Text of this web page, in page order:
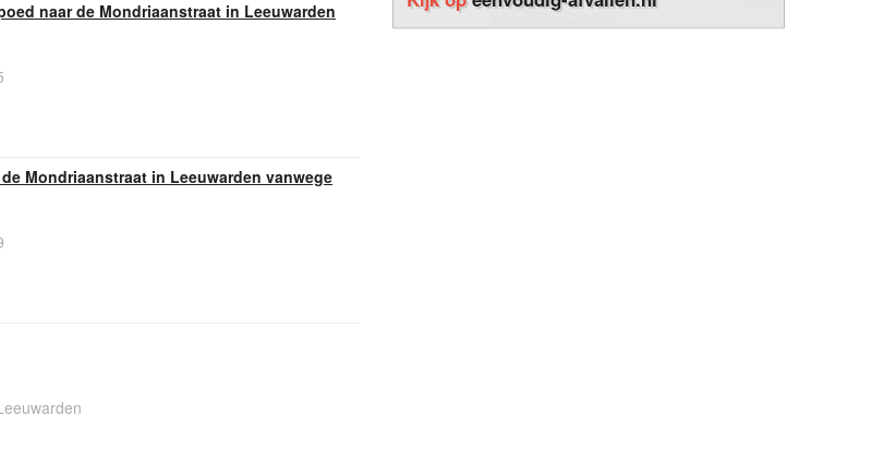
naar de Mondriaanstraat in Leeuwarden
Mondriaanstraat in Leeuwarden vanwege